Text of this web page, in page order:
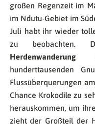
großen Regenzeit im
im Ndutu-Gebiet im
Juli habt ihr wieder
zu beobachten.
hunderttausenden
Flussüberquerungen
Chance Krokodile zu
herauskommen, um
zieht der Großteil der